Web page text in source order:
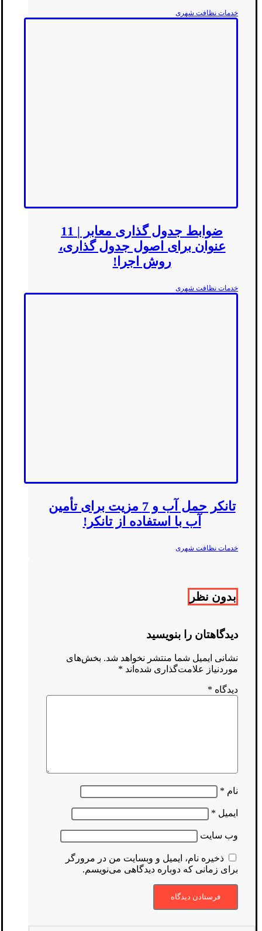
خدمات نظافت شهری
ضوابط جدول گذاری معابر | 11
عنوان برای اصول جدول گذاری،
روش اجرا!
خدمات نظافت شهری
تانکر حمل آب و 7 مزیت برای تأمین
آب با استفاده از تانکر!
خدمات نظافت شهری
بدون نظر
دیدگاهتان را بنویسید
نشانی ایمیل شما منتشر نخواهد شد. بخش‌های
موردنیاز علامت‌گذاری شده‌اند *
دیدگاه *
نام *
ایمیل *
وب‌ سایت
ذخیره نام، ایمیل و وبسایت من در مرورگر
برای زمانی که دوباره دیدگاهی می‌نویسم.